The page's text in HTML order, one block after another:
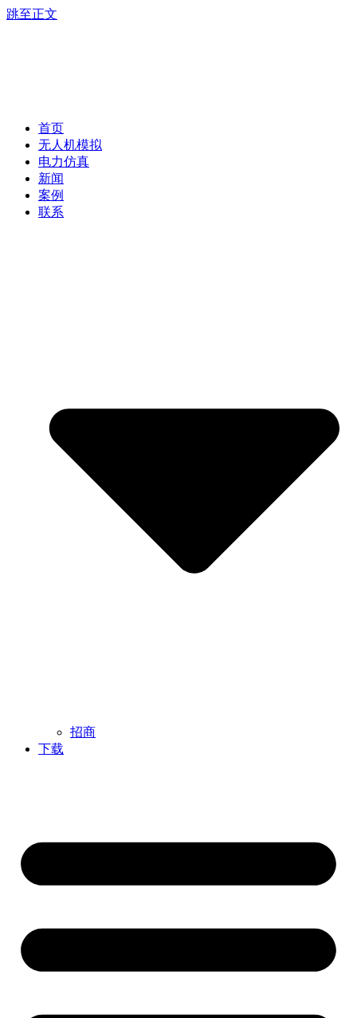
跳至正文
首页
无人机模拟
电力仿真
新闻
案例
联系
招商
下载